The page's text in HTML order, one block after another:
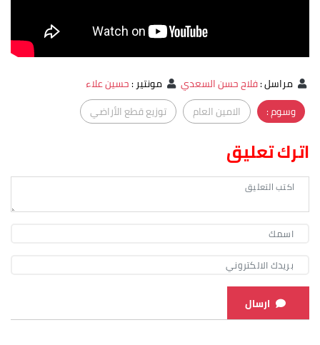
مراسل:فلاح حسن السعدي مونتير:حسين علاء
وسوم :
الامين العام توزيع قطع الأراضي
اترك تعليق
ارسال